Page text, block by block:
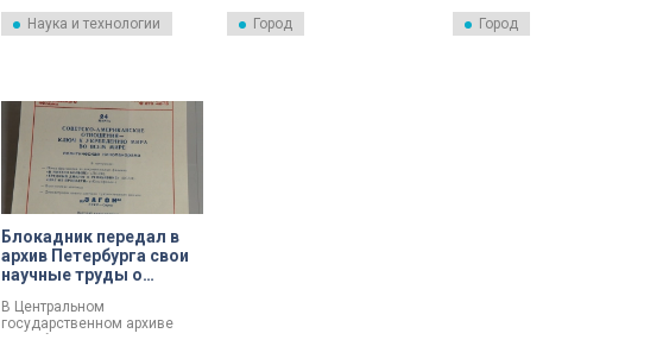
дореволюционной
орфографией. Доступ к
Наука и технологии
Семейные документы
сегодня передал Член
Город
учреждений появится на
Заневском проспекте.
Город
Блокадник передал в
архив Петербурга свои
научные труды о
инженерном
образовании
В Центральном
государственном архиве